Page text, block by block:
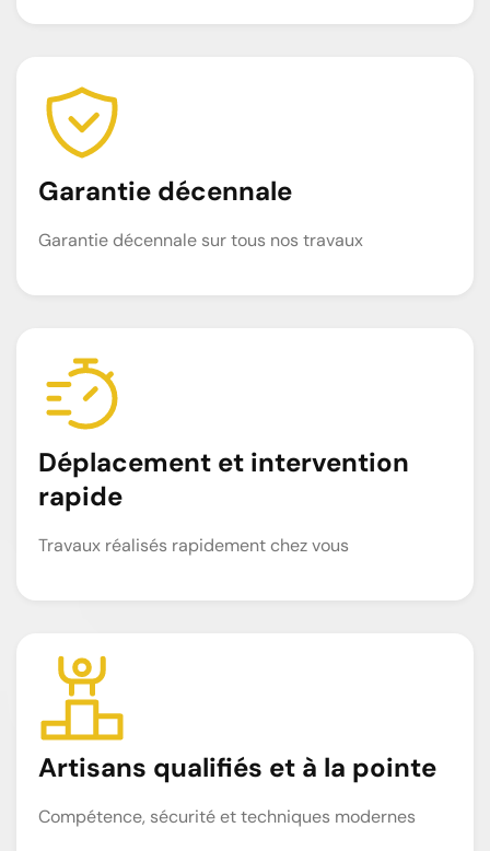
Garantie décennale
Garantie décennale sur tous nos travaux
Déplacement et intervention
rapide
Travaux réalisés rapidement chez vous
Artisans qualifiés et à la pointe
Compétence, sécurité et techniques modernes